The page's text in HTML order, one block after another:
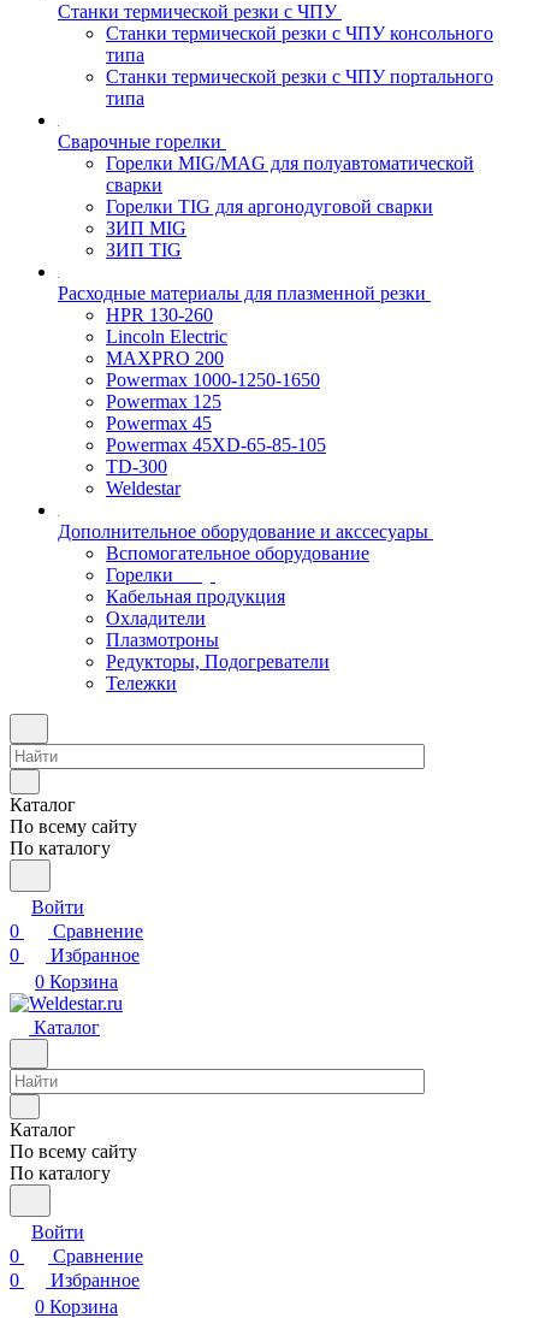
Станки термической резки с ЧПУ
Станки термической резки с ЧПУ консольного
типа
Станки термической резки с ЧПУ портального
типа
Сварочные горелки
Горелки MIG/MAG для полуавтоматической
сварки
Горелки TIG для аргонодуговой сварки
ЗИП MIG
ЗИП TIG
Расходные материалы для плазменной резки
HPR 130-260
Lincoln Electric
MAXPRO 200
Powermax 1000-1250-1650
Powermax 125
Powermax 45
Powermax 45XD-65-85-105
TD-300
Weldestar
Дополнительное оборудование и акссесуары
Вспомогательное оборудование
Горелки
Кабельная продукция
Охладители
Плазмотроны
Редукторы, Подогреватели
Тележки
Каталог
По всему сайту
По каталогу
Войти
0
Сравнение
0
Избранное
0 Корзина
Каталог
Каталог
По всему сайту
По каталогу
Войти
0
Сравнение
0
Избранное
0 Корзина